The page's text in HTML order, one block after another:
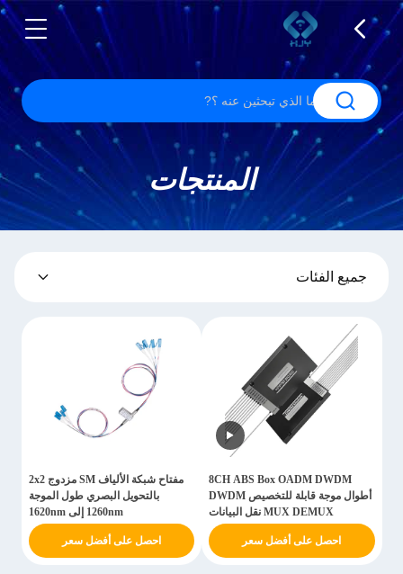
المنتجات
جميع الفئات
8CH ABS Box OADM DWDM
أطوال موجة قابلة للتخصيص DWDM
MUX DEMUX نقل البيانات
احصل على أفضل سعر
مفتاح شبكة الألياف SM مزدوج 2x2
بالتحويل البصري طول الموجة
1260nm إلى 1620nm
احصل على أفضل سعر